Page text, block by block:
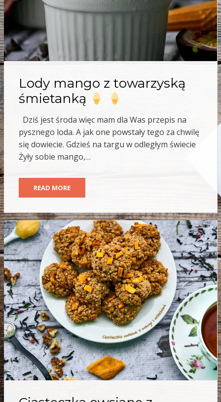
Lody mango z towarzyską
śmietanką
Dziś jest środa więc mam dla Was przepis na
pysznego loda. A jak one powstały tego za chwilę
się dowiecie. Gdzieś na targu w odległym świecie
Żyły sobie mango,…
READ MORE